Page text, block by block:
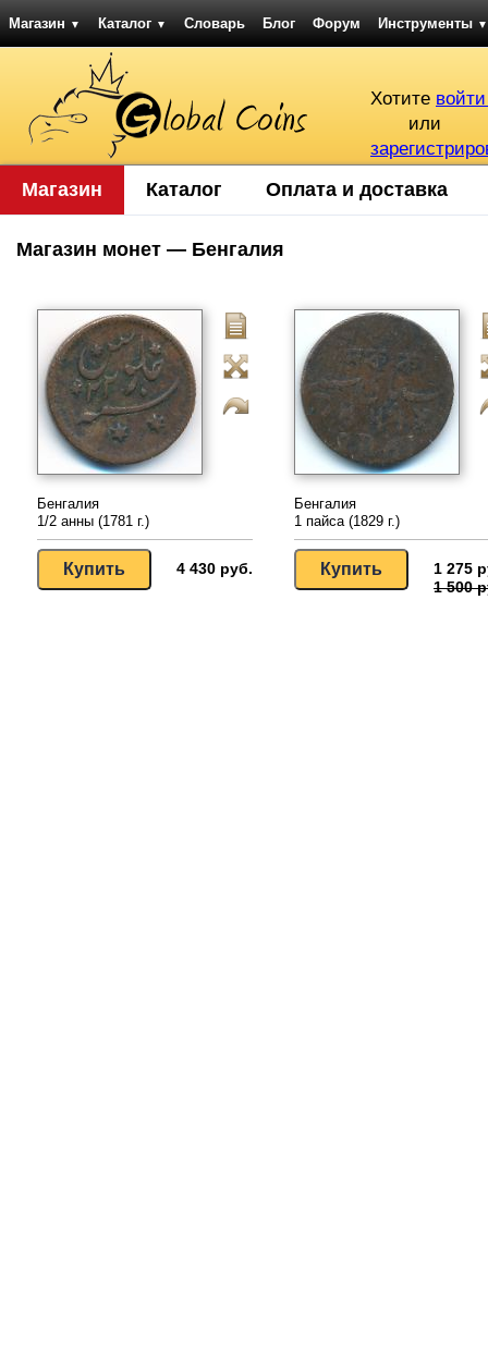
Магазин ▼ Каталог ▼ Словарь Блог Форум Инструменты ▼
Хотите
или
Магазин Каталог Оплата и доставка
Магазин монет — Бенгалия
Бенгалия
1/2 анны (1781 г.)
4 430 руб.
Бенгалия
1 пайса (1829 г.)
1 275
1 500